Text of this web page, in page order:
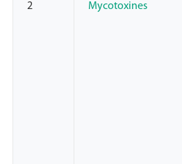
2 Mycotoxines